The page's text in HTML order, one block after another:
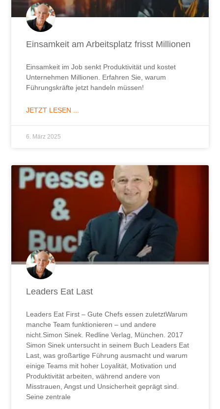
Einsamkeit am Arbeitsplatz frisst Millionen
Einsamkeit im Job senkt Produktivität und kostet
Unternehmen Millionen. Erfahren Sie, warum
Führungskräfte jetzt handeln müssen!
JETZT LESEN ...
6. März 2025
Leaders Eat Last
Leaders Eat First – Gute Chefs essen zuletztWarum
manche Team funktionieren – und andere
nicht.Simon Sinek. Redline Verlag, München. 2017
Simon Sinek untersucht in seinem Buch Leaders Eat
Last, was großartige Führung ausmacht und warum
einige Teams mit hoher Loyalität, Motivation und
Produktivität arbeiten, während andere von
Misstrauen, Angst und Unsicherheit geprägt sind.
Seine zentrale